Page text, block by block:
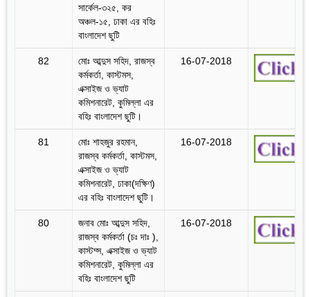
সার্কেল-৩২৫, কর
অঞ্চল-১৫, ঢাকা এর বহিঃ
বাংলাদেশ ছুটি
82
মোঃ আব্দুস সহিদ, রাজস্ব
কর্মকর্তা, কাস্টমস,
এক্সাইজ ও ভ্যাট
কমিশনারেট, কুমিল্লা এর
বহিঃ বাংলাদেশ ছুটি।
16-07-2018
81
মোঃ শাহজুর রহমান,
রাজস্ব কর্মকর্তা, কাস্টমস,
এক্সাইজ ও ভ্যাট
কমিশনারেট, ঢাকা(দক্ষিণ)
এর বহিঃ বাংলাদেশ ছুটি।
16-07-2018
80
জনাব মোঃ আব্দুস সহিদ,
রাজস্ব কর্মকর্তা (চঃ দাঃ ),
কাস্টম্স, এক্সাইজ ও ভ্যাট
কমিশনারেট, কুমিল্লা এর
বহিঃ বাংলাদেশ ছুটি
16-07-2018